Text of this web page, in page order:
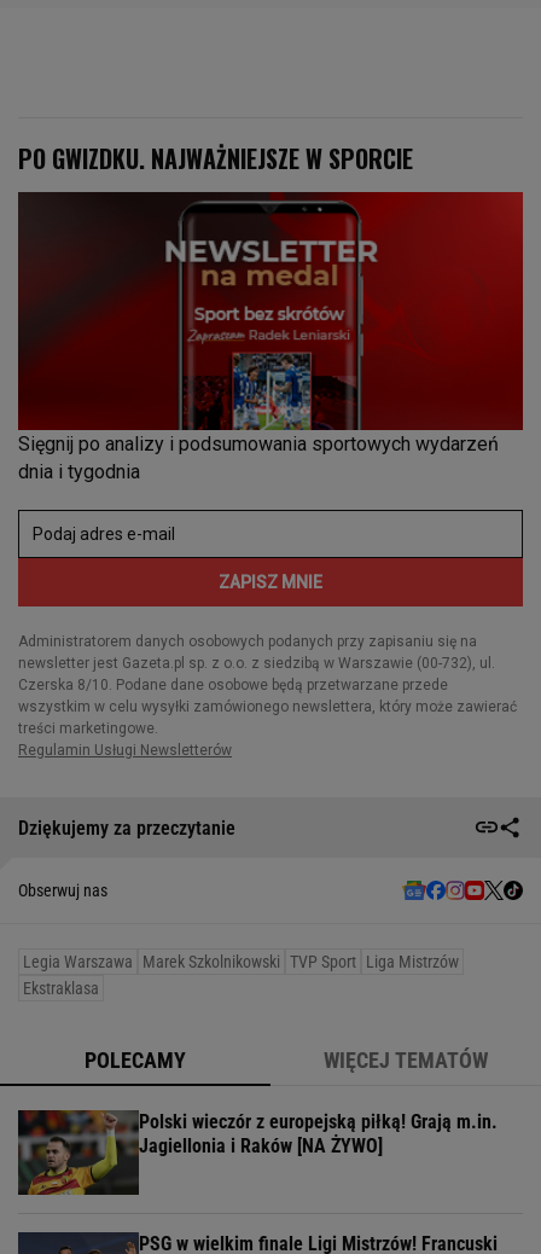
Dziękujemy za przeczytanie
Obserwuj nas
Legia Warszawa Marek Szkolnikowski TVP Sport Liga Mistrzów
Ekstraklasa
POLECAMY WIĘCEJ TEMATÓW
Polski wieczór z europejską piłką! Grają m.in.
Jagiellonia i Raków [NA ŻYWO]
PSG w wielkim finale Ligi Mistrzów! Francuski